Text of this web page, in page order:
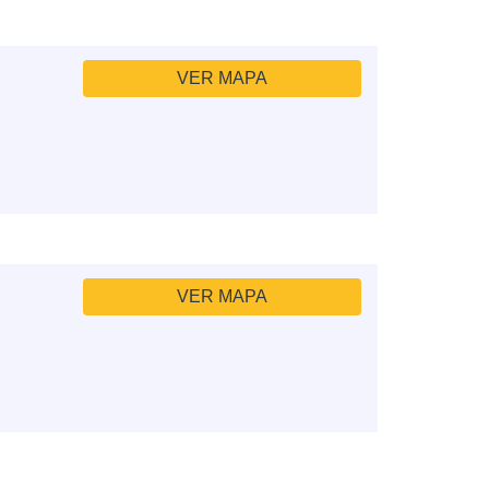
VER MAPA
VER MAPA